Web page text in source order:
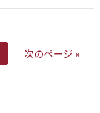
次のページ »